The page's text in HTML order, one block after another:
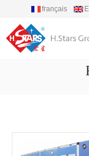
français